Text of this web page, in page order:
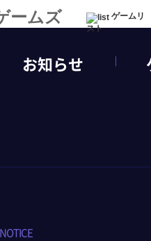
ゲームリ
スト
お知らせ
NOTICE